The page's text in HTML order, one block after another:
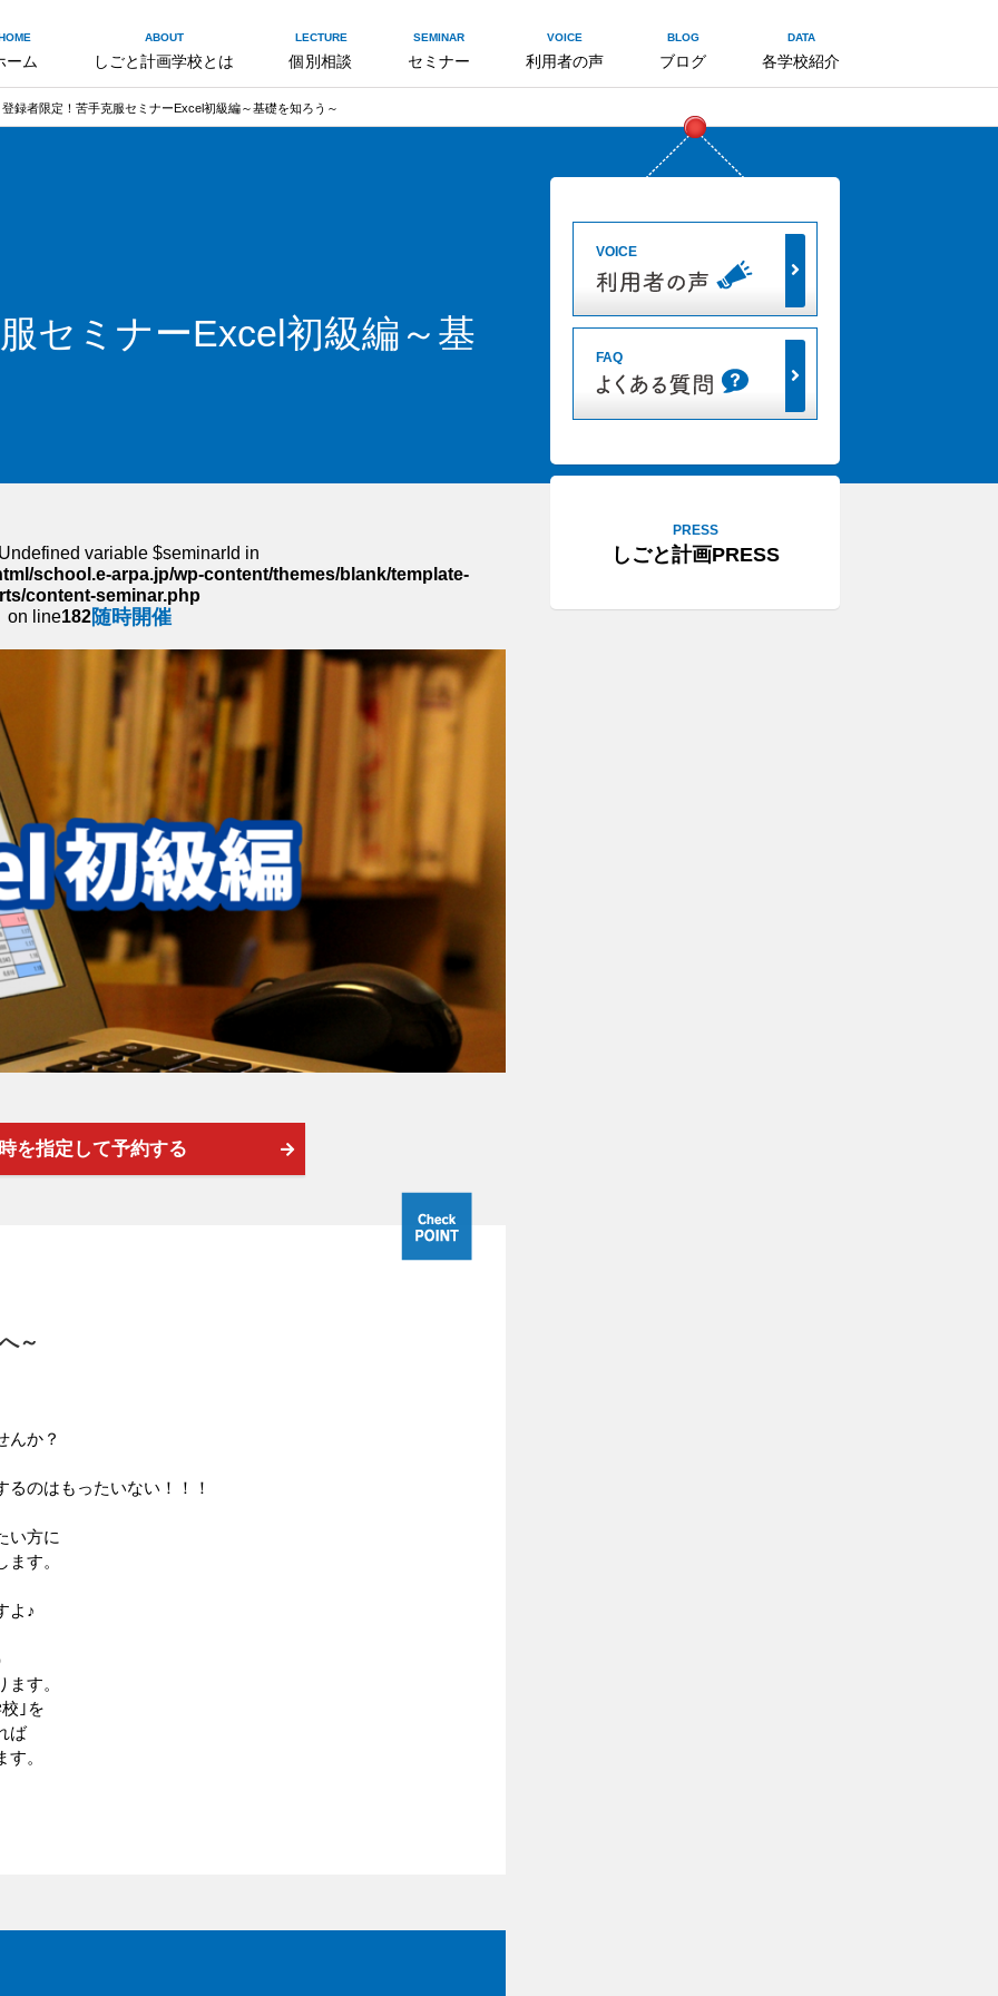
ーム
ABOUT
しごと計画学校とは
LECTURE
個別相談
SEMINAR
セミナー
VOICE
利用者の声
BLOG
ブログ
DATA
各学校紹介
登録者限定！苦手克服セミナーExcel初級編～基礎を知ろう～
セミナーExcel初級編～基
variable $seminarId in
school.e-arpa.jp/wp-content/themes/blank/template-
content-seminar.php
on line182随時開催
を指定して予約する
～
んか？
のはもったいない！！！
い方に
す。
よ♪
す。
｣を
ば
。
VOICE
FAQ
PRESS
しごと計画PRESS